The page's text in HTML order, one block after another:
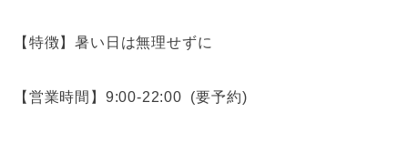
【特徴】暑い日は無理せずに
【営業時間】 9:00-22:00 (要予約)